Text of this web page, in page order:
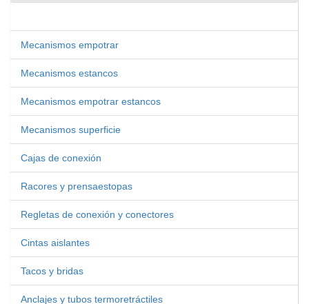
Mecanismos empotrar
Mecanismos estancos
Mecanismos empotrar estancos
Mecanismos superficie
Cajas de conexión
Racores y prensaestopas
Regletas de conexión y conectores
Cintas aislantes
Tacos y bridas
Anclajes y tubos termoretráctiles